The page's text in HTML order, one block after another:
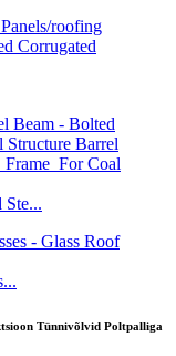
Ste...
Tünnivõlvid Poltpalliga